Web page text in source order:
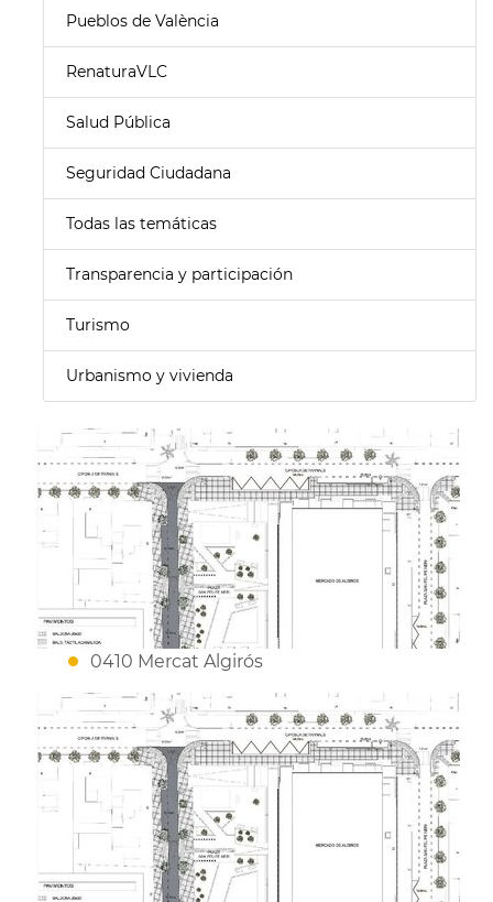
Pueblos de València
RenaturaVLC
Salud Pública
Seguridad Ciudadana
Todas las temáticas
Transparencia y participación
Turismo
Urbanismo y vivienda
0410 Mercat Algirós